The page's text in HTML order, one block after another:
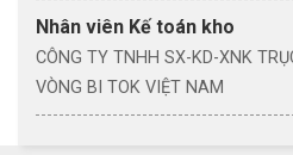
Nhân viên Kế toán kho
CÔNG TY TNHH SX-KD-XNK
VÒNG BI TOK VIỆT NAM